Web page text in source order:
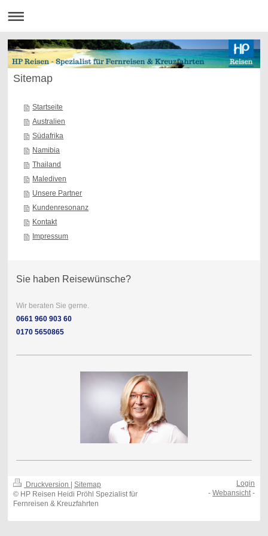
Sitemap
Startseite
Australien
Südafrika
Namibia
Thailand
Malediven
Unsere Partner
Kundenresonanz
Kontakt
Impressum
Sie haben Reisewünsche?
Wir beraten Sie gerne.
0661 960 903 60
0170 5650865
Druckversion
Sitemap
© HP Reisen Heidi Pröhl Spezialist für
Fernreisen & Kreuzfahrten
Login
-Webansicht-